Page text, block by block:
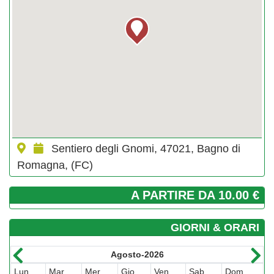
Sentiero degli Gnomi, 47021, Bagno di
Romagna, (FC)
A PARTIRE DA 10.00 €
GIORNI & ORARI
Agosto-2026
Lun
Mar Mer Gio Ven Sab
Dom